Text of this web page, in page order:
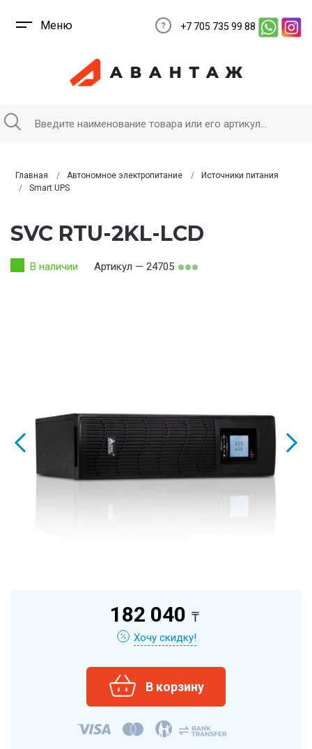
Меню +7 705 735 99 88
Главная Автономное электропитание
Источники питания
Smart UPS
SVC RTU-2KL-LCD
В наличии Артикул — 24705
182 040 ₸
Хочу скидку!